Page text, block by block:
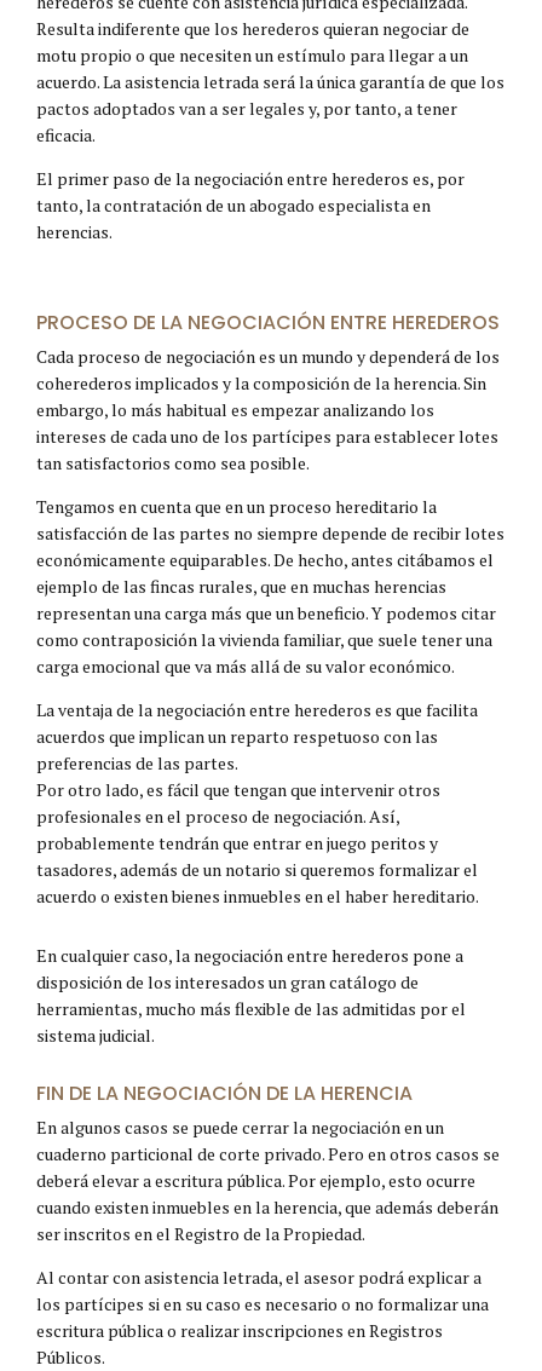
Resulta indiferente que los herederos quieran negociar de
motu propio o que necesiten un estímulo para llegar a un
acuerdo. La asistencia letrada será la única garantía de que los
pactos adoptados van a ser legales y, por tanto, a tener
eficacia.
El primer paso de la negociación entre herederos es, por
tanto, la contratación de un abogado especialista en
herencias.
PROCESO DE LA NEGOCIACIÓN ENTRE HEREDEROS
Cada proceso de negociación es un mundo y dependerá de los
coherederos implicados y la composición de la herencia. Sin
embargo, lo más habitual es empezar analizando los
intereses de cada uno de los partícipes para establecer lotes
tan satisfactorios como sea posible.
Tengamos en cuenta que en un proceso hereditario la
satisfacción de las partes no siempre depende de recibir lotes
económicamente equiparables. De hecho, antes citábamos el
ejemplo de las fincas rurales, que en muchas herencias
representan una carga más que un beneficio. Y podemos citar
como contraposición la vivienda familiar, que suele tener una
carga emocional que va más allá de su valor económico.
La ventaja de la negociación entre herederos es que facilita
acuerdos que implican un reparto respetuoso con las
preferencias de las partes.
Por otro lado, es fácil que tengan que intervenir otros
profesionales en el proceso de negociación. Así,
probablemente tendrán que entrar en juego peritos y
tasadores, además de un notario si queremos formalizar el
acuerdo o existen bienes inmuebles en el haber hereditario.
En cualquier caso, la negociación entre herederos pone a
disposición de los interesados un gran catálogo de
herramientas, mucho más flexible de las admitidas por el
sistema judicial.
FIN DE LA NEGOCIACIÓN DE LA HERENCIA
En algunos casos se puede cerrar la negociación en un
cuaderno particional de corte privado. Pero en otros casos se
deberá elevar a escritura pública. Por ejemplo, esto ocurre
cuando existen inmuebles en la herencia, que además deberán
ser inscritos en el Registro de la Propiedad.
Al contar con asistencia letrada, el asesor podrá explicar a
los partícipes si en su caso es necesario o no formalizar una
escritura pública o realizar inscripciones en Registros
Públicos.